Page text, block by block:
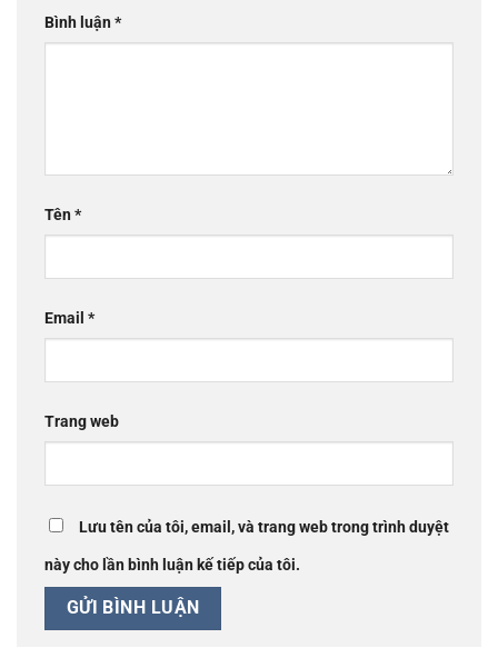
Bình luận*
Tên*
Email *
Trang web
Lưu tên của tôi, email, và trang web trong trình duyệt
này cho lần bình luận kế tiếp của tôi.